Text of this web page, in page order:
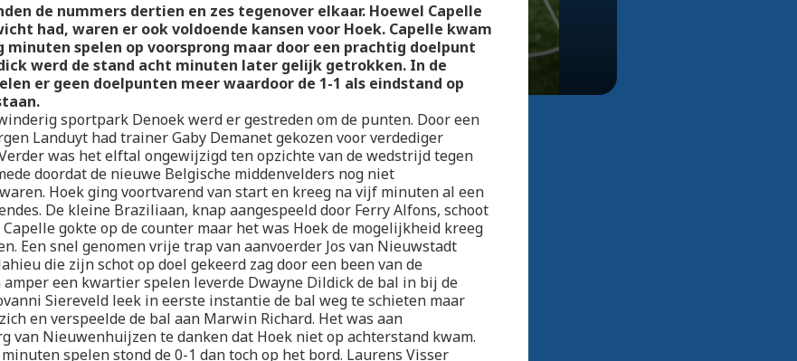
de nummers dertien en zes tegenover elkaar. Hoewel Capelle
had, waren er ook voldoende kansen voor Hoek. Capelle kwam
minuten spelen op voorsprong maar door een prachtig doelpunt
werd de stand acht minuten later gelijk getrokken. In de
er geen doelpunten meer waardoor de 1-1 als eindstand op
sportpark Denoek werd er gestreden om de punten. Door een
Landuyt had trainer Gaby Demanet gekozen voor verdediger
was het elftal ongewijzigd ten opzichte van de wedstrijd tegen
doordat de nieuwe Belgische middenvelders nog niet
Hoek ging voortvarend van start en kreeg na vijf minuten al een
De kleine Braziliaan, knap aangespeeld door Ferry Alfons, schoot
Capelle gokte op de counter maar het was Hoek de mogelijkheid kreeg
Een snel genomen vrije trap van aanvoerder Jos van Nieuwstadt
die zijn schot op doel gekeerd zag door een been van de
amper een kwartier spelen leverde Dwayne Dildick de bal in bij de
Siereveld leek in eerste instantie de bal weg te schieten maar
en verspeelde de bal aan Marwin Richard. Het was aan
van Nieuwenhuijzen te danken dat Hoek niet op achterstand kwam.
spelen stond de 0-1 dan toch op het bord. Laurens Visser